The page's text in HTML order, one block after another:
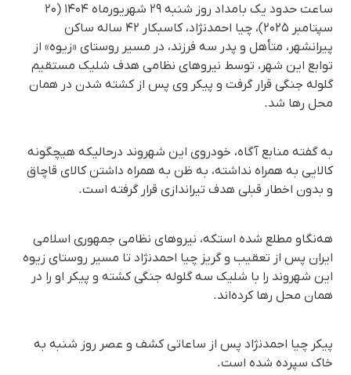
ساعت حدود یک بامداد روز شنبه ۲۹ شهریورماه ۱۴۰۴ (۲۰
سپتامبر ۲۰۲۵)، چیا احمدنژاد، کاسبکار ۴۲ ساله ساکن
پیرانشهر، متأهل و پدر سه فرزند، در مسیر روستای «زیوه» از
توابع این شهر، توسط نیروهای نظامی هدف شلیک مستقیم
گلوله جنگی قرار گرفت و پیکر وی پس از کشته شدن در همان
محل رها شد.
به گفته منابع آگاه، خودروی این شهروند درحالیکه هیچگونه
کالایی به همراه نداشته، به ظن به همراه داشتن کالای قاچاق
و بدون اخطار قبلی هدف تیراندازی قرار گرفته است.
هه‌نگاو مطلع شده استکه، نیروهای نظامی جمهوری اسلامی
ایران پس از تعقیب و گریز چیا احمدنژاد تا مسیر روستای زیوه
این شهروند را با شلیک سه گلوله جنگی کشته و پیکر او را در
همان محل رها کرده‌اند.
پیکر چیا احمدنژاد پس از ساعاتی کشف و عصر روز شنبه به
خاک سپرده شده است.